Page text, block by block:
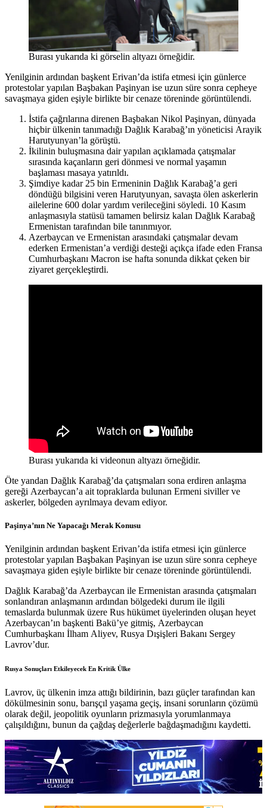
Burası yukarıda ki görselin altyazı örneğidir.
Yenilginin ardından başkent Erivan’da istifa etmesi için günlerce
protestolar yapılan Başbakan Paşinyan ise uzun süre sonra cepheye
savaşmaya giden eşiyle birlikte bir cenaze töreninde görüntülendi.
İstifa çağrılarına direnen Başbakan Nikol Paşinyan, dünyada
hiçbir ülkenin tanımadığı Dağlık Karabağ’ın yöneticisi Arayik
Harutyunyan’la görüştü.
İkilinin buluşmasına dair yapılan açıklamada çatışmalar
sırasında kaçanların geri dönmesi ve normal yaşamın
başlaması masaya yatırıldı.
Şimdiye kadar 25 bin Ermeninin Dağlık Karabağ’a geri
döndüğü bilgisini veren Harutyunyan, savaşta ölen askerlerin
ailelerine 600 dolar yardım verileceğini söyledi. 10 Kasım
anlaşmasıyla statüsü tamamen belirsiz kalan Dağlık Karabağ
Ermenistan tarafından bile tanınmıyor.
Azerbaycan ve Ermenistan arasındaki çatışmalar devam
ederken Ermenistan’a verdiği desteği açıkça ifade eden Fransa
Cumhurbaşkanı Macron ise hafta sonunda dikkat çeken bir
ziyaret gerçekleştirdi.
Burası yukarıda ki videonun altyazı örneğidir.
Öte yandan Dağlık Karabağ’da çatışmaları sona erdiren anlaşma
gereği Azerbaycan’a ait topraklarda bulunan Ermeni siviller ve
askerler, bölgeden ayrılmaya devam ediyor.
Paşinya’nın Ne Yapacağı Merak Konusu
Yenilginin ardından başkent Erivan’da istifa etmesi için günlerce
protestolar yapılan Başbakan Paşinyan ise uzun süre sonra cepheye
savaşmaya giden eşiyle birlikte bir cenaze töreninde görüntülendi.
Dağlık Karabağ’da Azerbaycan ile Ermenistan arasında çatışmaları
sonlandıran anlaşmanın ardından bölgedeki durum ile ilgili
temaslarda bulunmak üzere Rus hükümet üyelerinden oluşan heyet
Azerbaycan’ın başkenti Bakü’ye gitmiş, Azerbaycan
Cumhurbaşkanı İlham Aliyev, Rusya Dışişleri Bakanı Sergey
Lavrov’dur.
Rusya Sonuçları Etkileyecek En Kritik Ülke
Lavrov, üç ülkenin imza attığı bildirinin, bazı güçler tarafından kan
dökülmesinin sonu, barışçıl yaşama geçiş, insani sorunların çözümü
olarak değil, jeopolitik oyunların prizmasıyla yorumlanmaya
çalışıldığını, bunun da çağdaş değerlerle bağdaşmadığını kaydetti.